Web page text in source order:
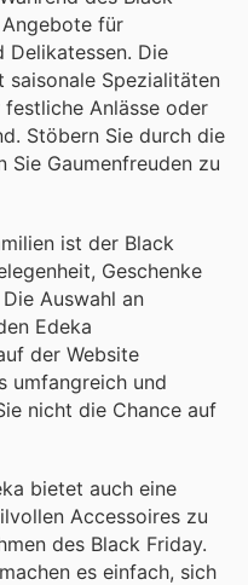
für
Die
saisonale Spezialitäten
Anlässe oder
Stöbern Sie durch die
Sie Gaumenfreuden zu
ist der Black
Geschenke
Auswahl an
Edeka
der Website
umfangreich und
nicht die Chance auf
bietet auch eine
Accessoires zu
des Black Friday.
es einfach, sich